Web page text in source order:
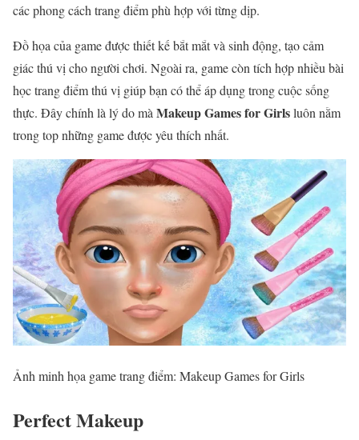
các phong cách trang điểm phù hợp với từng dịp.
Đồ họa của game được thiết kế bắt mắt và sinh động, tạo cảm
giác thú vị cho người chơi. Ngoài ra, game còn tích hợp nhiều bài
học trang điểm thú vị giúp bạn có thể áp dụng trong cuộc sống
thực. Đây chính là lý do mà Makeup Games for Girlsluôn nằm
trong top những game được yêu thích nhất.
Ảnh minh họa game trang điểm: Makeup Games for Girls
Perfect Makeup